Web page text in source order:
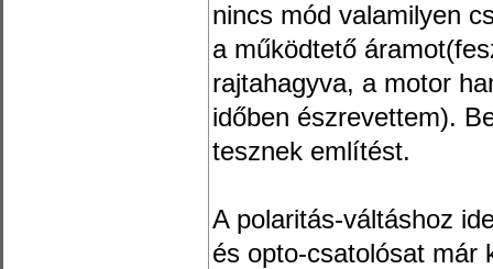
nincs mód valamilyen
a működtető
rajtahagyva, a motor
időben észrevettem).
tesznek említést.
A polaritás-váltáshoz
és opto-csatolósat már